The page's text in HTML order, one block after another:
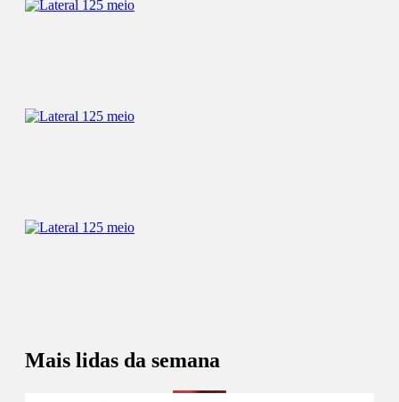
Mais lidas da semana